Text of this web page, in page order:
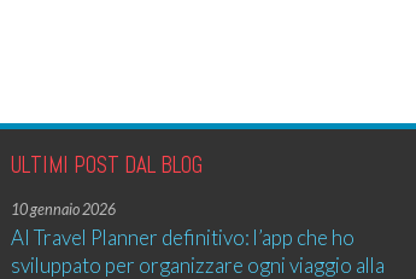
ULTIMI POST DAL BLOG
10 gennaio 2026
AI Travel Planner definitivo: l’app che ho
sviluppato per organizzare ogni viaggio alla